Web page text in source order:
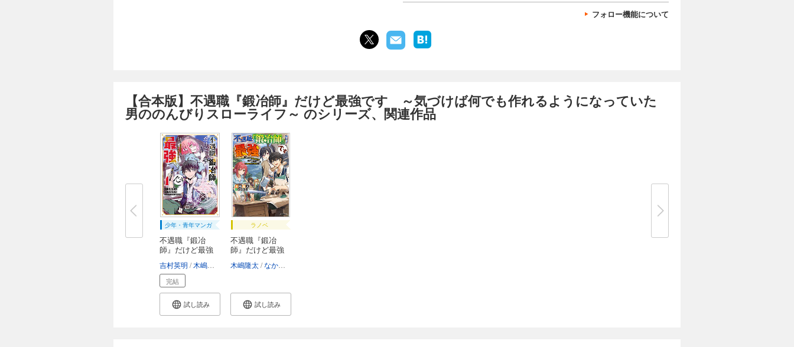
フォロー機能について
【合本版】不遇職『鍛冶師』だけど最強です ～気づけば何でも作れるようになっていた
男ののんびりスローライフ～ のシリーズ、関連作品
少年・青年マンガ
不遇職『鍛冶
師』だけど最強
吉村英明 木嶋隆太 なかむら
完結
試し読み
ラノベ
不遇職『鍛冶
師』だけど最強
木嶋隆太 なかむら
試し読み